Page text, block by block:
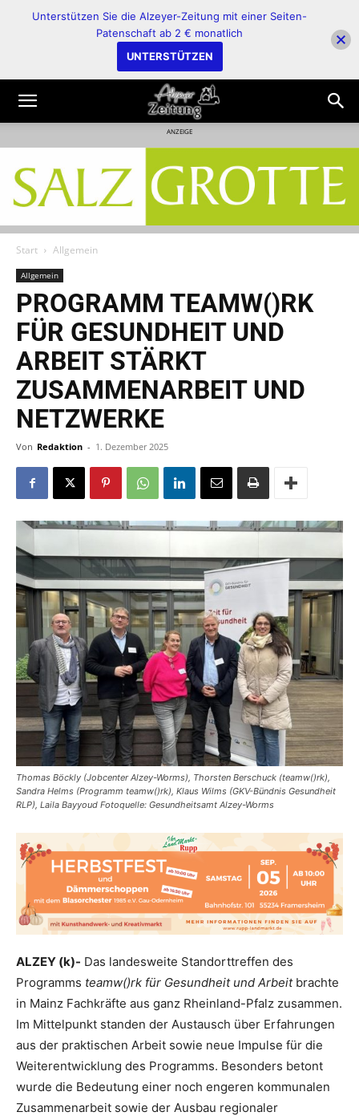
ANZEIGE
Start Allgemein
Allgemein
PROGRAMM TEAMW()RK
FÜR GESUNDHEIT UND
ARBEIT STÄRKT
ZUSAMMENARBEIT UND
NETZWERKE
Von Redaktion - 1. Dezember 2025
Thomas Böckly (Jobcenter Alzey-Worms), Thorsten Berschuck (teamw()rk),
Sandra Helms (Programm teamw()rk), Klaus Wilms (GKV-Bündnis Gesundheit
RLP), Laila Bayyoud Fotoquelle: Gesundheitsamt Alzey-Worms
ALZEY (k)- Das landesweite Standorttreffen des
Programms teamw()rk für Gesundheit und Arbeitbrachte
in Mainz Fachkräfte aus ganz Rheinland-Pfalz zusammen.
Im Mittelpunkt standen der Austausch über Erfahrungen
aus der praktischen Arbeit sowie neue Impulse für die
Weiterentwicklung des Programms. Besonders betont
wurde die Bedeutung einer noch engeren kommunalen
Zusammenarbeit sowie der Ausbau regionaler
Unterstützen Sie die Alzeyer-Zeitung mit einer Seiten-
Patenschaft ab 2 € monatlich
UNTERSTÜTZEN